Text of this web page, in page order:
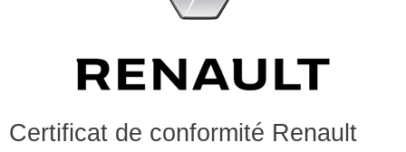
Certificat de conformité Renault